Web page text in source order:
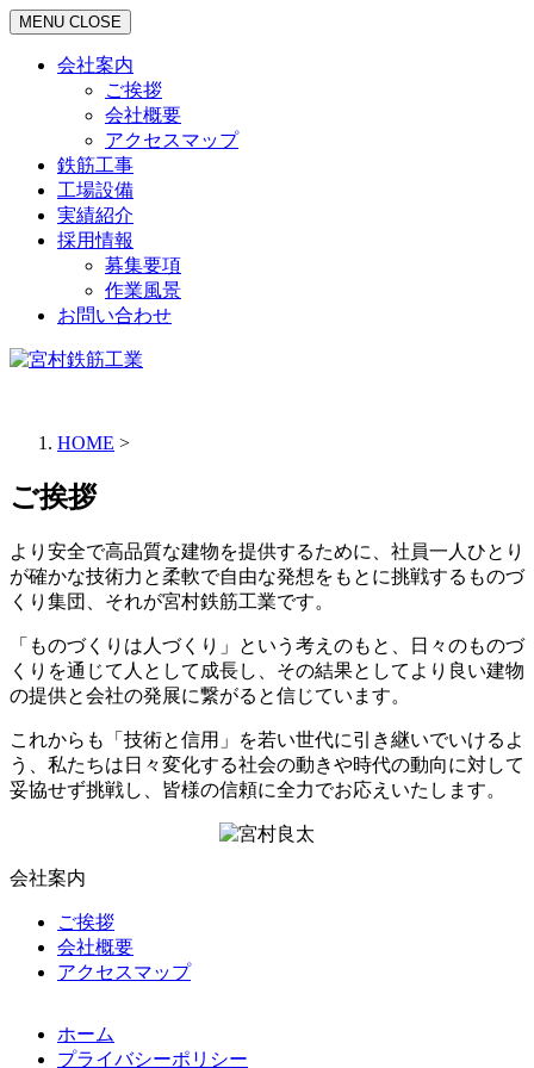
MENU CLOSE
会社案内
ご挨拶
会社概要
アクセスマップ
鉄筋工事
工場設備
実績紹介
採用情報
募集要項
作業風景
お問い合わせ
HOME >
ご挨拶
より安全で高品質な建物を提供するために、社員一人ひとり
が確かな技術力と柔軟で自由な発想をもとに挑戦するものづ
くり集団、それが宮村鉄筋工業です。
「ものづくりは人づくり」という考えのもと、日々のものづ
くりを通じて人として成長し、その結果としてより良い建物
の提供と会社の発展に繋がると信じています。
これからも「技術と信用」を若い世代に引き継いでいけるよ
う、私たちは日々変化する社会の動きや時代の動向に対して
妥協せず挑戦し、皆様の信頼に全力でお応えいたします。
会社案内
ご挨拶
会社概要
アクセスマップ
ホーム
プライバシーポリシー